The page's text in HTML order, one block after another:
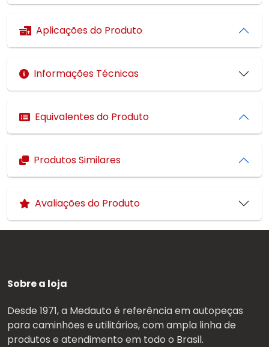
Aplicações do Produto
Informações Técnicas
Equivalentes do Produto
Produtos Similares
Avaliações do Produto
Sobre a loja
Desde 1971, a Medauto é referência em autopeças
para caminhões e utilitários, com ampla linha de
produtos e atendimento em todo o Brasil.